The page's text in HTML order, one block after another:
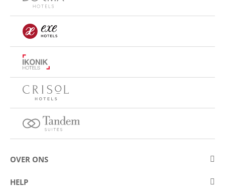
OVER ONS
Over Eurostars Hotel Company
HELP